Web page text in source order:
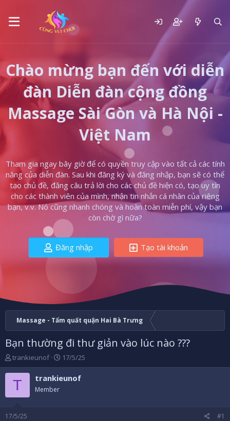
Chào mừng bạn đến với diễn
đàn Diễn đàn cộng đồng
Massage Sài Gòn và Hà Nội -
Việt Nam
Tham gia ngay bây giờ để có quyền truy cập vào tất cả các tính
năng của diễn đàn. Sau khi đăng ký và đăng nhập, bạn sẽ có thể
tạo chủ đề, đăng câu trả lời cho các chủ đề hiện có, tạo uy tín
cho các thành viên của mình, nhận tin nhắn cá nhân của riêng
bạn, v.v. Nó cũng nhanh chóng và hoàn toàn miễn phí, vậy bạn
còn chờ gì nữa?
Đăng nhập Tạo tài khoản
Massage - Tẩm quất quận Hai Bà Trưng
Bạn thường đi thư giản vào lúc nào ???
B
ắ
t
đ
trankieunof
N
g
à
17/5/25
T trankieunof
Member
17/5/25 #1